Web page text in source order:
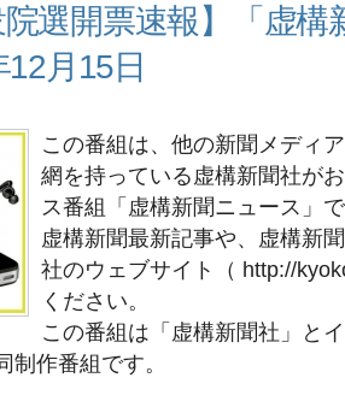
選開票速報】「虚構
月15日
この番組は、他の新聞メディ
網を持っている虚構新聞社が
ス番組「虚構新聞ニュース」
虚構新聞最新記事や、虚構新
社のウェブサイト（ http://
ください。
この番組は「虚構新聞社」と
制作番組です。